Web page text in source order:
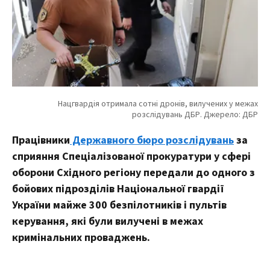
Працівники Державного бюро розслідуваньза
сприяння Спеціалізованої прокуратури у сфері
оборони Східного регіону передали до одного з
бойових підрозділів Національної гвардії
України майже 300 безпілотників і пультів
керування, які були вилучені в межах
кримінальних проваджень.